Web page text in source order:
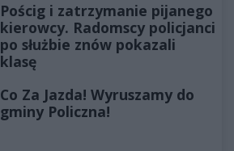
Pościg i zatrzymanie pijanego
kierowcy. Radomscy policjanci
po służbie znów pokazali
klasę
Co Za Jazda! Wyruszamy do
gminy Policzna!